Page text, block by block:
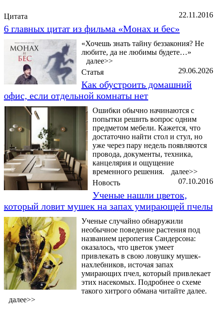
22.11.2016
Цитата
6 главных цитат из фильма «Монах и бес»
«Хочешь знать тайну беззакония? Не
любите, да не любимы будете…»
далее>>
29.06.2026
Статья
Как обустроить домашний
офис, если отдельной комнаты нет
Ошибки обычно начинаются с
попытки решить вопрос одним
предметом мебели. Кажется, что
достаточно найти стол и стул, но
уже через пару недель появляются
провода, документы, техника,
канцелярия и ощущение
временного решения.
далее>>
07.10.2016
Новость
Ученые нашли цветок,
который ловит мушек на запах умирающей пчелы
Ученые случайно обнаружили
необычное поведение растения под
названием церопегия Сандерсона:
оказалось, что цветок умеет
привлекать в свою ловушку мушек-
нахлебников, источая запах
умирающих пчел, который привлекает
этих насекомых. Подробнее о схеме
такого хитрого обмана читайте далее.
далее>>